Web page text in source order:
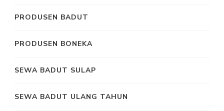
PRODUSEN BADUT
PRODUSEN BONEKA
SEWA BADUT SULAP
SEWA BADUT ULANG TAHUN